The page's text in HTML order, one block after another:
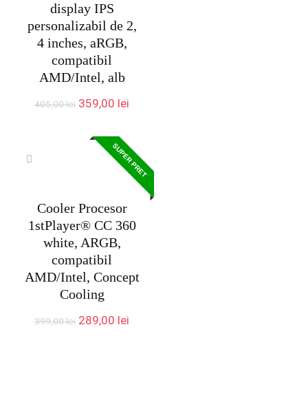
display IPS
personalizabil de 2,
4 inches, aRGB,
compatibil
AMD/Intel, alb
405,00lei Prețul
fost:
405,00 lei.
359,00 lei
359,00 lei.
SUPER PRET
Cooler Procesor
1stPlayer® CC 360
white, ARGB,
compatibil
AMD/Intel, Concept
Cooling
399,00lei Prețul
289,00 lei